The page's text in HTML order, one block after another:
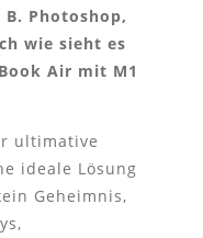
Photoshop,
wie sieht es
Air mit M1
ultimative
ideale Lösung
Geheimnis,